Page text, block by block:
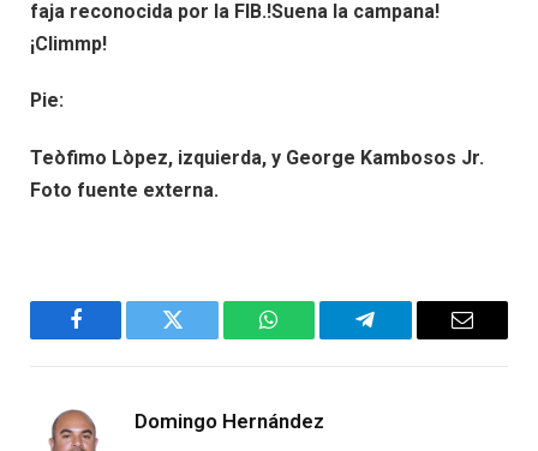
faja reconocida por la FIB.!Suena la campana!
¡Climmp!
Pie:
Teòfimo Lòpez, izquierda, y George Kambosos Jr.
Foto fuente externa.
Facebook Twitter WhatsAppTelegram Email
Domingo Hernández